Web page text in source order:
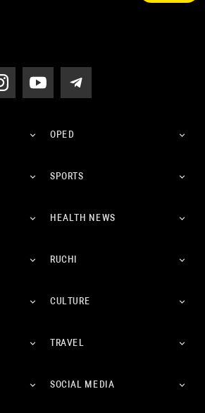
OPED
SPORTS
HEALTH NEWS
RUCHI
CULTURE
TRAVEL
SOCIAL MEDIA